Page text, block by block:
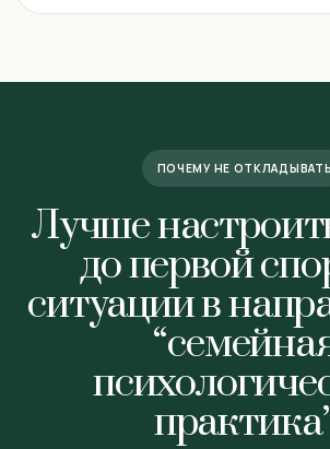
ПОЧЕМУ НЕ ОТКЛАДЫВАТЬ
Лучше
до первой
ситуации в